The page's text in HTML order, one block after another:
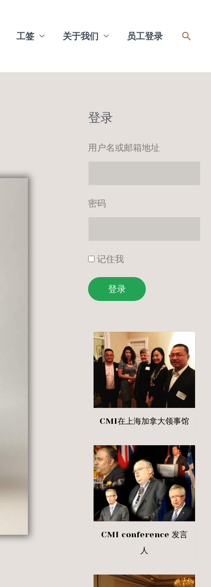
工签 关于我们 员工登录
搜
登录
用户名或邮箱地址
密码
记住我
登录
CMI在上海加拿大领事馆
CMI conference 发言
人